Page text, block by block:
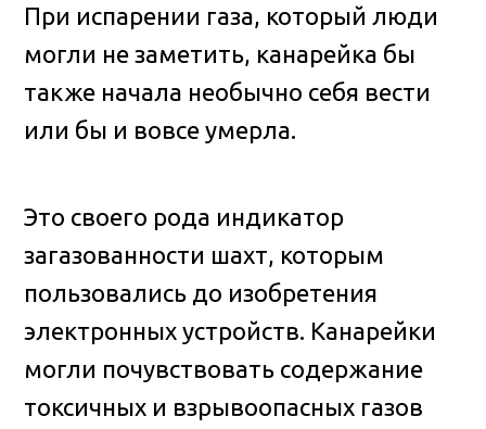
При испарении газа, который люди
могли не заметить, канарейка бы
также начала необычно себя вести
или бы и вовсе умерла.
Это своего рода индикатор
загазованности шахт, которым
пользовались до изобретения
электронных устройств. Канарейки
могли почувствовать содержание
токсичных и взрывоопасных газов